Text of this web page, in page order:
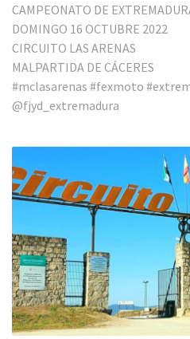
CAMPEONATO DE
DOMINGO 16 OCTUBRE 2022
CIRCUITO LAS ARENAS
MALPARTIDA DE CÁCERES
#mclasarenas #fexmoto
@fjyd_extremadura